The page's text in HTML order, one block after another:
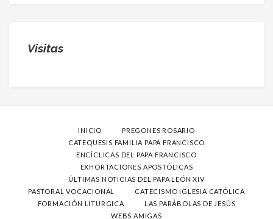
Visitas
INICIO
PREGONES ROSARIO
CATEQUESIS FAMILIA PAPA FRANCISCO
ENCÍCLICAS DEL PAPA FRANCISCO
EXHORTACIONES APOSTÓLICAS
ÚLTIMAS NOTICIAS DEL PAPA LEÓN XIV
PASTORAL VOCACIONAL
CATECISMO IGLESIA CATÓLICA
FORMACIÓN LITURGICA
LAS PARÁBOLAS DE JESÚS
WEBS AMIGAS